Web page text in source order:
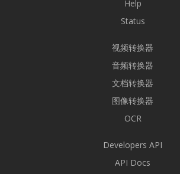
Help
Status
视频转换器
音频转换器
文档转换器
图像转换器
OCR
Developers API
API Docs